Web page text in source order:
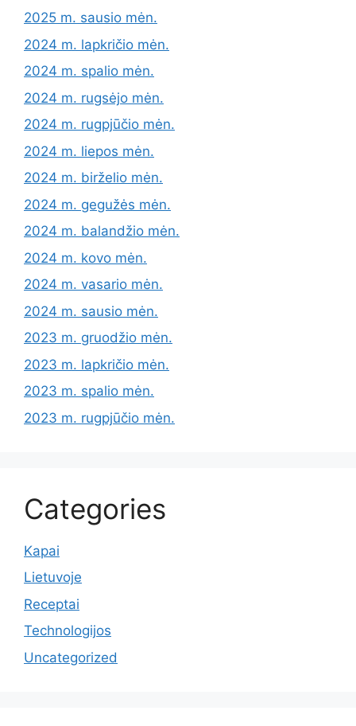
2025 m. sausio mėn.
2024 m. lapkričio mėn.
2024 m. spalio mėn.
2024 m. rugsėjo mėn.
2024 m. rugpjūčio mėn.
2024 m. liepos mėn.
2024 m. birželio mėn.
2024 m. gegužės mėn.
2024 m. balandžio mėn.
2024 m. kovo mėn.
2024 m. vasario mėn.
2024 m. sausio mėn.
2023 m. gruodžio mėn.
2023 m. lapkričio mėn.
2023 m. spalio mėn.
2023 m. rugpjūčio mėn.
Categories
Kapai
Lietuvoje
Receptai
Technologijos
Uncategorized